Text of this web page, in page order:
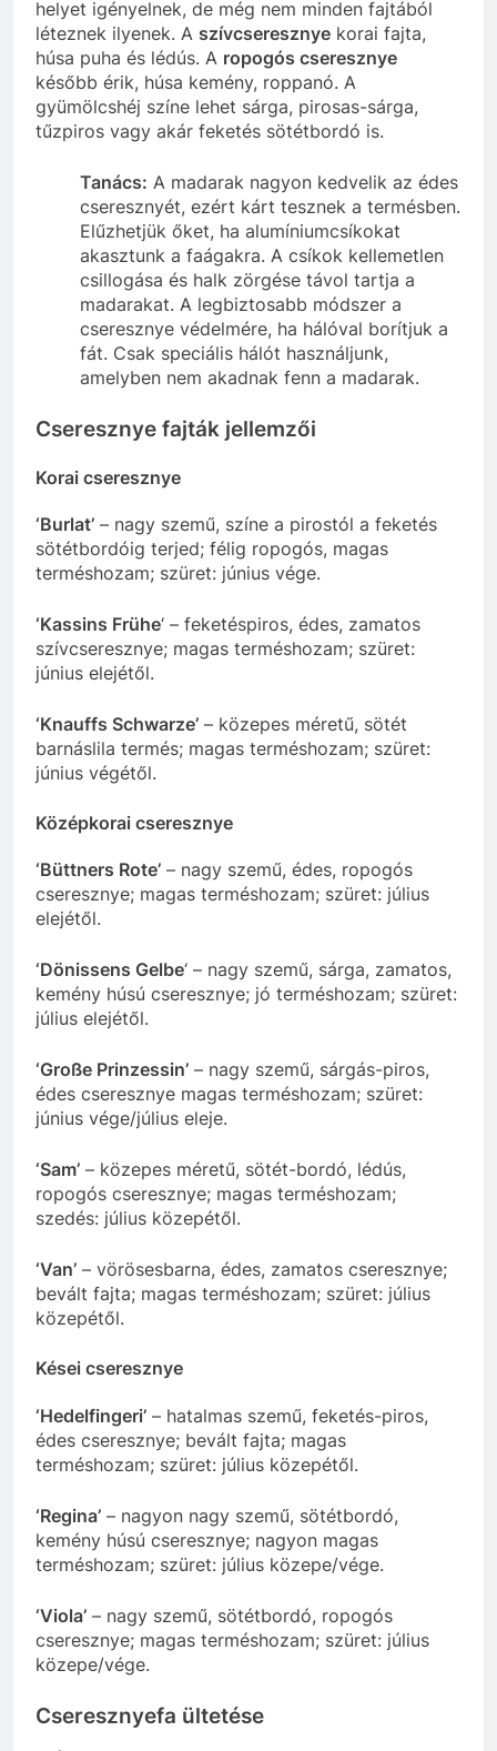
helyet igényelnek, de még nem minden fajtából
léteznek ilyenek. A szívcseresznye korai fajta,
húsa puha és lédús. A ropogós cseresznye
később érik, húsa kemény, roppanó. A
gyümölcshéj színe lehet sárga, pirosas-sárga,
tűzpiros vagy akár feketés sötétbordó is.
Tanács: A madarak nagyon kedvelik az édes
cseresznyét, ezért kárt tesznek a termésben.
Elűzhetjük őket, ha alumíniumcsíkokat
akasztunk a faágakra. A csíkok kellemetlen
csillogása és halk zörgése távol tartja a
madarakat. A legbiztosabb módszer a
cseresznye védelmére, ha hálóval borítjuk a
fát. Csak speciális hálót használjunk,
amelyben nem akadnak fenn a madarak.
Cseresznye fajták jellemzői
Korai cseresznye
‘Burlat’ – nagy szemű, színe a pirostól a feketés
sötétbordóig terjed; félig ropogós, magas
terméshozam; szüret: június vége.
‘Kassins Frühe‘ – feketéspiros, édes, zamatos
szívcseresznye; magas terméshozam; szüret:
június elejétől.
‘Knauffs Schwarze’ – közepes méretű, sötét
barnáslila termés; magas terméshozam; szüret:
június végétől.
Középkorai cseresznye
‘Büttners Rote’ – nagy szemű, édes, ropogós
cseresznye; magas terméshozam; szüret: július
elejétől.
‘Dönissens Gelbe‘ – nagy szemű, sárga, zamatos,
kemény húsú cseresznye; jó terméshozam; szüret:
július elejétől.
‘Große Prinzessin’ – nagy szemű, sárgás-piros,
édes cseresznye magas terméshozam; szüret:
június vége/július eleje.
‘Sam’ – közepes méretű, sötét-bordó, lédús,
ropogós cseresznye; magas terméshozam;
szedés: július közepétől.
‘Van’ – vörösesbarna, édes, zamatos cseresznye;
bevált fajta; magas terméshozam; szüret: július
közepétől.
Kései cseresznye
‘Hedelfingeri’ – hatalmas szemű, feketés-piros,
édes cseresznye; bevált fajta; magas
terméshozam; szüret: július közepétől.
‘Regina’ – nagyon nagy szemű, sötétbordó,
kemény húsú cseresznye; nagyon magas
terméshozam; szüret: július közepe/vége.
‘Viola’ – nagy szemű, sötétbordó, ropogós
cseresznye; magas terméshozam; szüret: július
közepe/vége.
Cseresznyefa ültetése